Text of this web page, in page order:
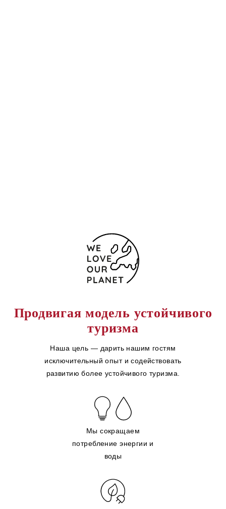
Продвигая модель устойчивого
туризма
Наша цель — дарить нашим гостям
исключительный опыт и содействовать
развитию более устойчивого туризма.
Мы сокращаем
потребление энергии и
воды